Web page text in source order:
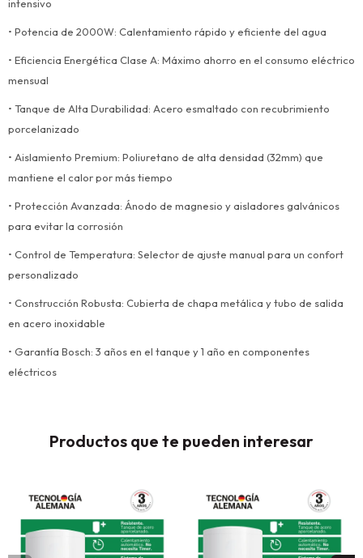
intensivo
• Potencia de 2000W: Calentamiento rápido y eficiente del agua
• Eficiencia Energética Clase A: Máximo ahorro en el consumo eléctrico
mensual
• Tanque de Alta Durabilidad: Acero esmaltado con recubrimiento
porcelanizado
• Aislamiento Premium: Poliuretano de alta densidad (32mm) que
mantiene el calor por más tiempo
• Protección Avanzada: Ánodo de magnesio y aisladores galvánicos
para evitar la corrosión
• Control de Temperatura: Selector de ajuste manual para un confort
personalizado
• Construcción Robusta: Cubierta de chapa metálica y tubo de salida
en acero inoxidable
• Garantía Bosch: 3 años en el tanque y 1 año en componentes
eléctricos
Productos que te pueden interesar